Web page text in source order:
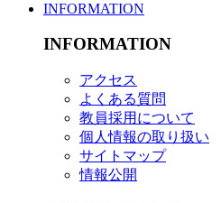
INFORMATION
INFORMATION
アクセス
よくある質問
教員採用について
個人情報の取り扱い
サイトマップ
情報公開